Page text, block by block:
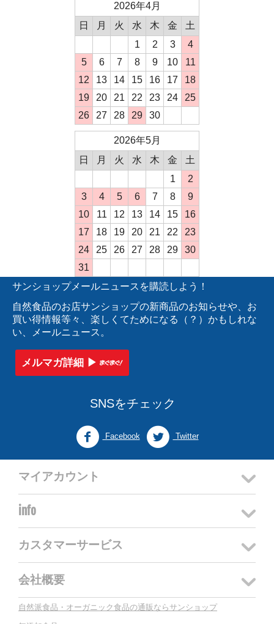
2026年4月
日
月 火 水 木 金
土
1
2 3
4
5
6 7 8 9 10
11
12
13 14 15 16 17
18
19
20 21 22 23 24
25
26
27 28 29 30
2026年5月
日
月 火 水 木 金
土
1
2
3
4 5 6 7 8
9
10
11 12 13 14 15
16
17
18 19 20 21 22
23
24
25 26 27 28 29
30
31
サンショップメールニュースを購読しよう！
自然食品のお店サンショップの新商品のお知らせや、お
買い得情報等々、楽しくてためになる（？）かもしれな
い、メールニュース。
メルマガ詳細 ▶︎
SNSをチェック
Facebook Twitter
マイアカウント
info
カスタマーサービス
会社概要
自然派食品・オーガニック食品の通販ならサンショップ